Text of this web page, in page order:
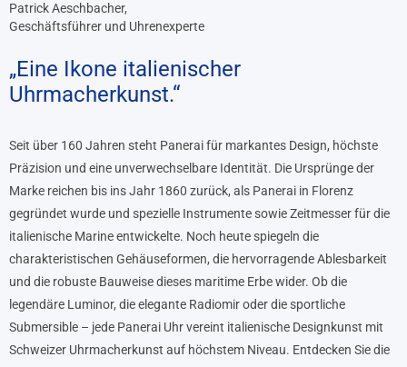
Patrick Aeschbacher,
Geschäftsführer und Uhrenexperte
„Eine Ikone italienischer
Uhrmacherkunst.“
Seit über 160 Jahren steht Panerai für markantes Design, höchste
Präzision und eine unverwechselbare Identität. Die Ursprünge der
Marke reichen bis ins Jahr 1860 zurück, als Panerai in Florenz
gegründet wurde und spezielle Instrumente sowie Zeitmesser für die
italienische Marine entwickelte. Noch heute spiegeln die
charakteristischen Gehäuseformen, die hervorragende Ablesbarkeit
und die robuste Bauweise dieses maritime Erbe wider. Ob die
legendäre Luminor, die elegante Radiomir oder die sportliche
Submersible – jede Panerai Uhr vereint italienische Designkunst mit
Schweizer Uhrmacherkunst auf höchstem Niveau. Entdecken Sie die